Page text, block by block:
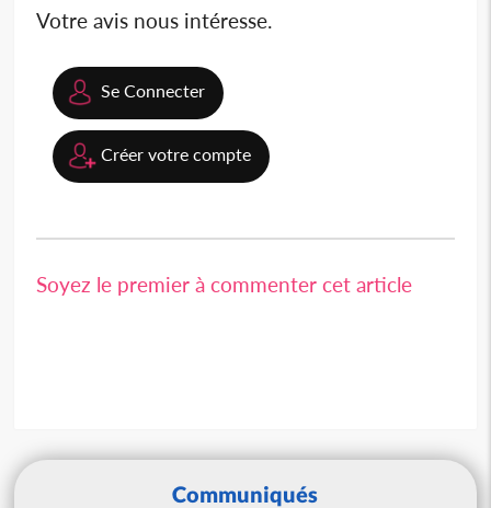
Votre avis nous intéresse.
Se Connecter
Créer votre compte
Soyez le premier à commenter cet article
Communiqués